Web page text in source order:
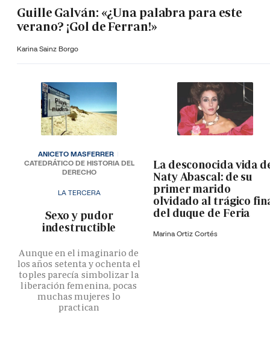
Guille Galván: «¿Una palabra para este
verano? ¡Gol de Ferran!»
Karina Sainz Borgo
LA TERCERA
­Sexo y pudor
indestructible
Aunque en el imaginario de
los años setenta y ochenta el
toples parecía simbolizar la
liberación femenina, pocas
muchas mujeres lo
practican
ANICETO MASFERRER
CATEDRÁTICO DE HISTORIA DEL
DERECHO
La desconocida vida
Naty Abascal: de su
primer marido
olvidado al trágico
del duque de Feria
Marina Ortiz Cortés